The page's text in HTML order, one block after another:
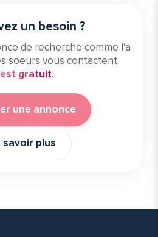
un besoin ?
de recherche comme l'a
soeurs vous contactent.
gratuit.
une annonce
savoir plus